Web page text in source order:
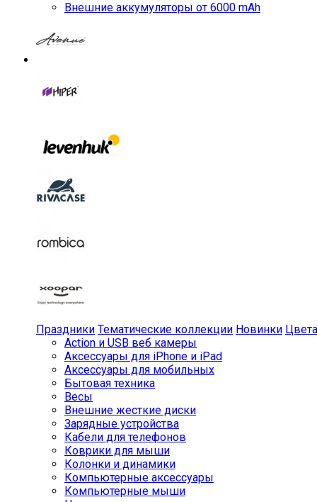
Внешние аккумуляторы от 6000 mAh
Праздники Тематические коллекции Новинки Цвета
Action и USB веб камеры
Аксессуары для iPhone и iPad
Аксессуары для мобильных
Бытовая техника
Весы
Внешние жесткие диски
Зарядные устройства
Кабели для телефонов
Коврики для мыши
Колонки и динамики
Компьютерные аксессуары
Компьютерные мыши